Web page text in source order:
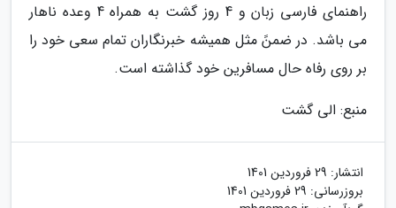
راهنمای فارسی زبان و 4 روز گشت به همراه 4 وعده ناهار
می باشد. در ضمنً مثل همیشه خبرنگاران تمام سعی خود را
بر روی رفاه حال مسافرین خود گذاشته است.
منبع: الی گشت
انتشار: 29 فروردین 1401
بروزرسانی: 29 فروردین 1401